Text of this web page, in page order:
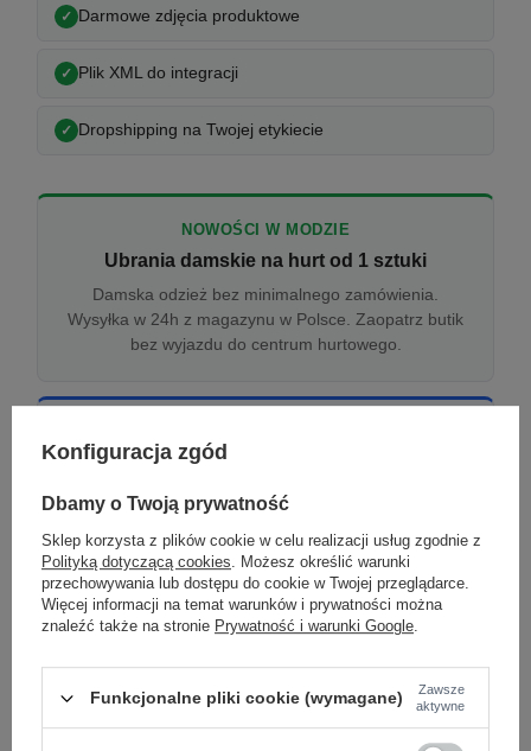
Darmowe zdjęcia produktowe
Plik XML do integracji
Dropshipping na Twojej etykiecie
NOWOŚCI W MODZIE
Ubrania damskie na hurt od 1 sztuki
Damska odzież bez minimalnego zamówienia.
Wysyłka w 24h z magazynu w Polsce. Zaopatrz butik
bez wyjazdu do centrum hurtowego.
Odzież damska hurtowo online
Internetowa hurtownia damska z plikiem XML/CSV.
Aktualizacja stanów co godzinę.
DROPSHIPPING
Damskie ubrania w dropshippingu
Hurt odzieży damskiej z wysyłką na etykiecie Twojego
sklepu w całej UE. Zero magazynu, zero
Konfiguracja zgód
Dbamy o Twoją prywatność
Sklep korzysta z plików cookie w celu realizacji usług zgodnie z
Polityką dotyczącą cookies. Możesz określić warunki
przechowywania lub dostępu do cookie w Twojej przeglądarce.
Więcej informacji na temat warunków i prywatności można
znaleźć także na stronie Prywatność i warunki Google.
Funkcjonalne pliki cookie (wymagane)
Zawsze
aktywne